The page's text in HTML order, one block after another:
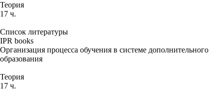
Теория
17 ч.
Список литературы
IPR books
Организация процесса обучения в системе дополнительного
образования
Теория
17 ч.